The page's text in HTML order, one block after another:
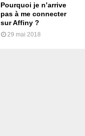
Pourquoi je n’arrive
pas à me connecter
sur Affiny ?
29 mai 2018